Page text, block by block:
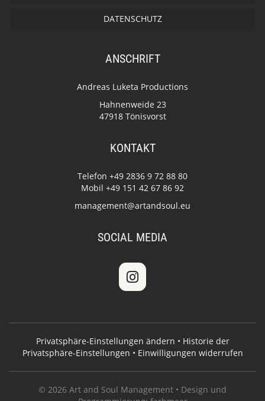
DATENSCHUTZ
ANSCHRIFT
Andreas Luketa Productions
Hahnenweide 23
47918 Tönisvorst
KONTAKT
Telefon +49 2836 9 72 88 80
Mobil +49 151 42 67 86 92
management@artandsoul.eu
SOCIAL MEDIA
Privatsphäre-Einstellungen ändern • Historie der
Privatsphäre-Einstellungen • Einwilligungen widerrufen
© 2026 Art and Soul Management • Design und